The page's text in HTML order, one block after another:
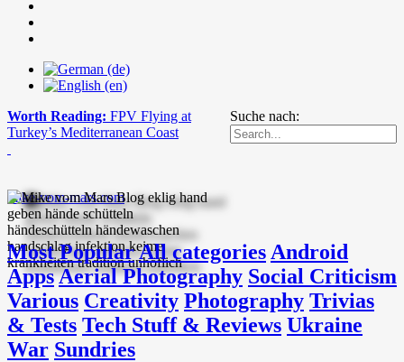
Suche nach:
Worth Reading: FPV Flying at
Turkey’s Mediterranean Coast
mike-vom-mars.com
Most PopularAll categories Android
AppsAerial Photography Social Criticism
Various Creativity Photography Trivias
& Tests Tech Stuff & Reviews Ukraine
War Sundries